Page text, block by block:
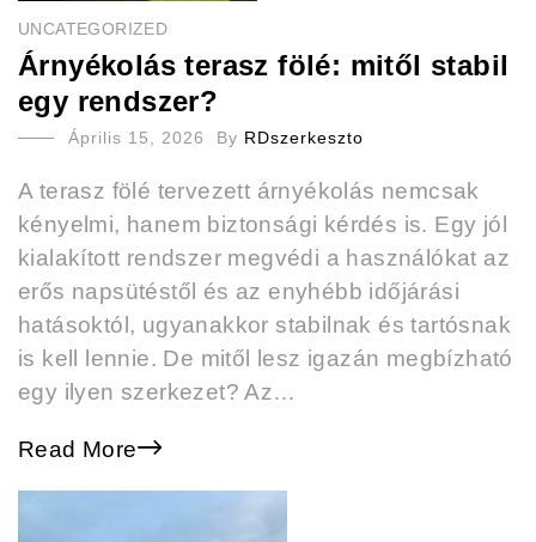
UNCATEGORIZED
Árnyékolás terasz fölé: mitől stabil
egy rendszer?
Április 15, 2026 By RDszerkeszto
A terasz fölé tervezett árnyékolás nemcsak
kényelmi, hanem biztonsági kérdés is. Egy jól
kialakított rendszer megvédi a használókat az
erős napsütéstől és az enyhébb időjárási
hatásoktól, ugyanakkor stabilnak és tartósnak
is kell lennie. De mitől lesz igazán megbízható
egy ilyen szerkezet? Az…
Read More